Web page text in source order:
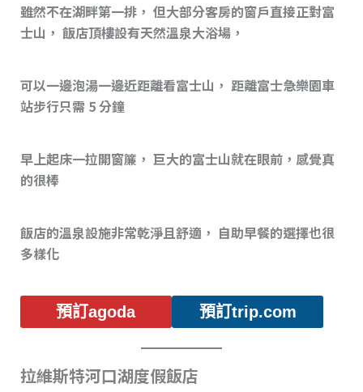
雖然不在湖畔第一排， 但大部分客房的窗戶直接正對富
士山， 飯店頂樓設有天然溫泉大浴場，
可以一邊泡湯一邊近距離看富士山， 距離富士急樂園車
站步行只需 5 分鐘
早上起床一拉開窗簾， 巨大的富士山就在眼前，感覺真
的很棒
飯店的溫泉設施非常乾淨且舒適， 自助早餐的選擇也很
多樣化
預訂agoda 預訂trip.com
拉維斯特河口湖度假飯店